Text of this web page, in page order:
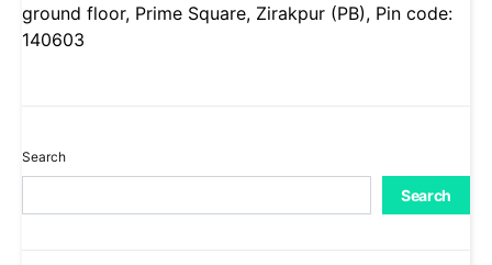
ground floor, Prime Square, Zirakpur (PB), Pin code:
140603
Search
Search